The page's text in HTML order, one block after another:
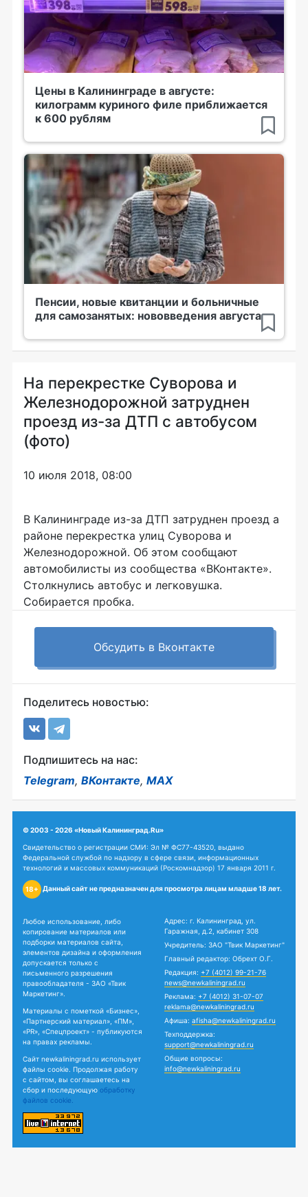
Цены в Калининграде в августе:
килограмм куриного филе приближается
к 600 рублям
Пенсии, новые квитанции и больничные
для самозанятых: нововведения августа
На перекрестке Суворова и
Железнодорожной затруднен
проезд из-за ДТП с автобусом
(фото)
10 июля 2018, 08:00
В Калининграде из-за ДТП затруднен проезд а
районе перекрестка улиц Суворова и
Железнодорожной. Об этом сообщают
автомобилисты из сообщества «ВКонтакте».
Столкнулись автобус и легковушка.
Собирается пробка.
Обсудить в Вконтакте
Поделитесь новостью:
Подпишитесь на нас:
Telegram, ВКонтакте, MAX
© 2003 - 2026 «Новый Калининград.Ru»
Свидетельство о регистрации СМИ: Эл № ФС77-43520, выдано
Федеральной службой по надзору в сфере связи, информационных
технологий и массовых коммуникаций (Роскомнадзор) 17 января 2011 г.
18+ Данный сайт не предназначен для просмотра лицам младше 18 лет.
Любое использование, либо
копирование материалов или
подборки материалов сайта,
элементов дизайна и оформления
допускается только с
письменного разрешения
правообладателя - ЗАО «Твик
Маркетинг».
Материалы с пометкой «Бизнес»,
«Партнерский материал», «ПМ»,
«PR», «Спецпроект» - публикуются
на правах рекламы.
Сайт newkaliningrad.ru использует
файлы cookie. Продолжая работу
с сайтом, вы соглашаетесь на
сбор и последующую обработку
файлов cookie.
Адрес: г. Калининград, ул.
Гаражная, д.2, кабинет 308
Учредитель: ЗАО "Твик Маркетинг"
Главный редактор: Обрехт О.Г.
Редакция: +7 (4012) 99-21-76
news@newkaliningrad.ru
Реклама: +7 (4012) 31-07-07
reklama@newkaliningrad.ru
Афиша: afisha@newkaliningrad.ru
Техподдержка:
support@newkaliningrad.ru
Общие вопросы:
info@newkaliningrad.ru